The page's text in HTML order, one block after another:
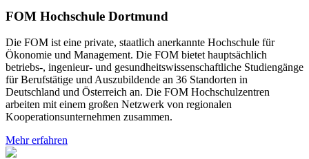
FOM Hochschule Dortmund
Die FOM ist eine private, staatlich anerkannte Hochschule für
Ökonomie und Management. Die FOM bietet hauptsächlich
betriebs-, ingenieur- und gesundheitswissenschaftliche Studiengänge
für Berufstätige und Auszubildende an 36 Standorten in
Deutschland und Österreich an. Die FOM Hochschulzentren
arbeiten mit einem großen Netzwerk von regionalen
Kooperationsunternehmen zusammen.
Mehr erfahren